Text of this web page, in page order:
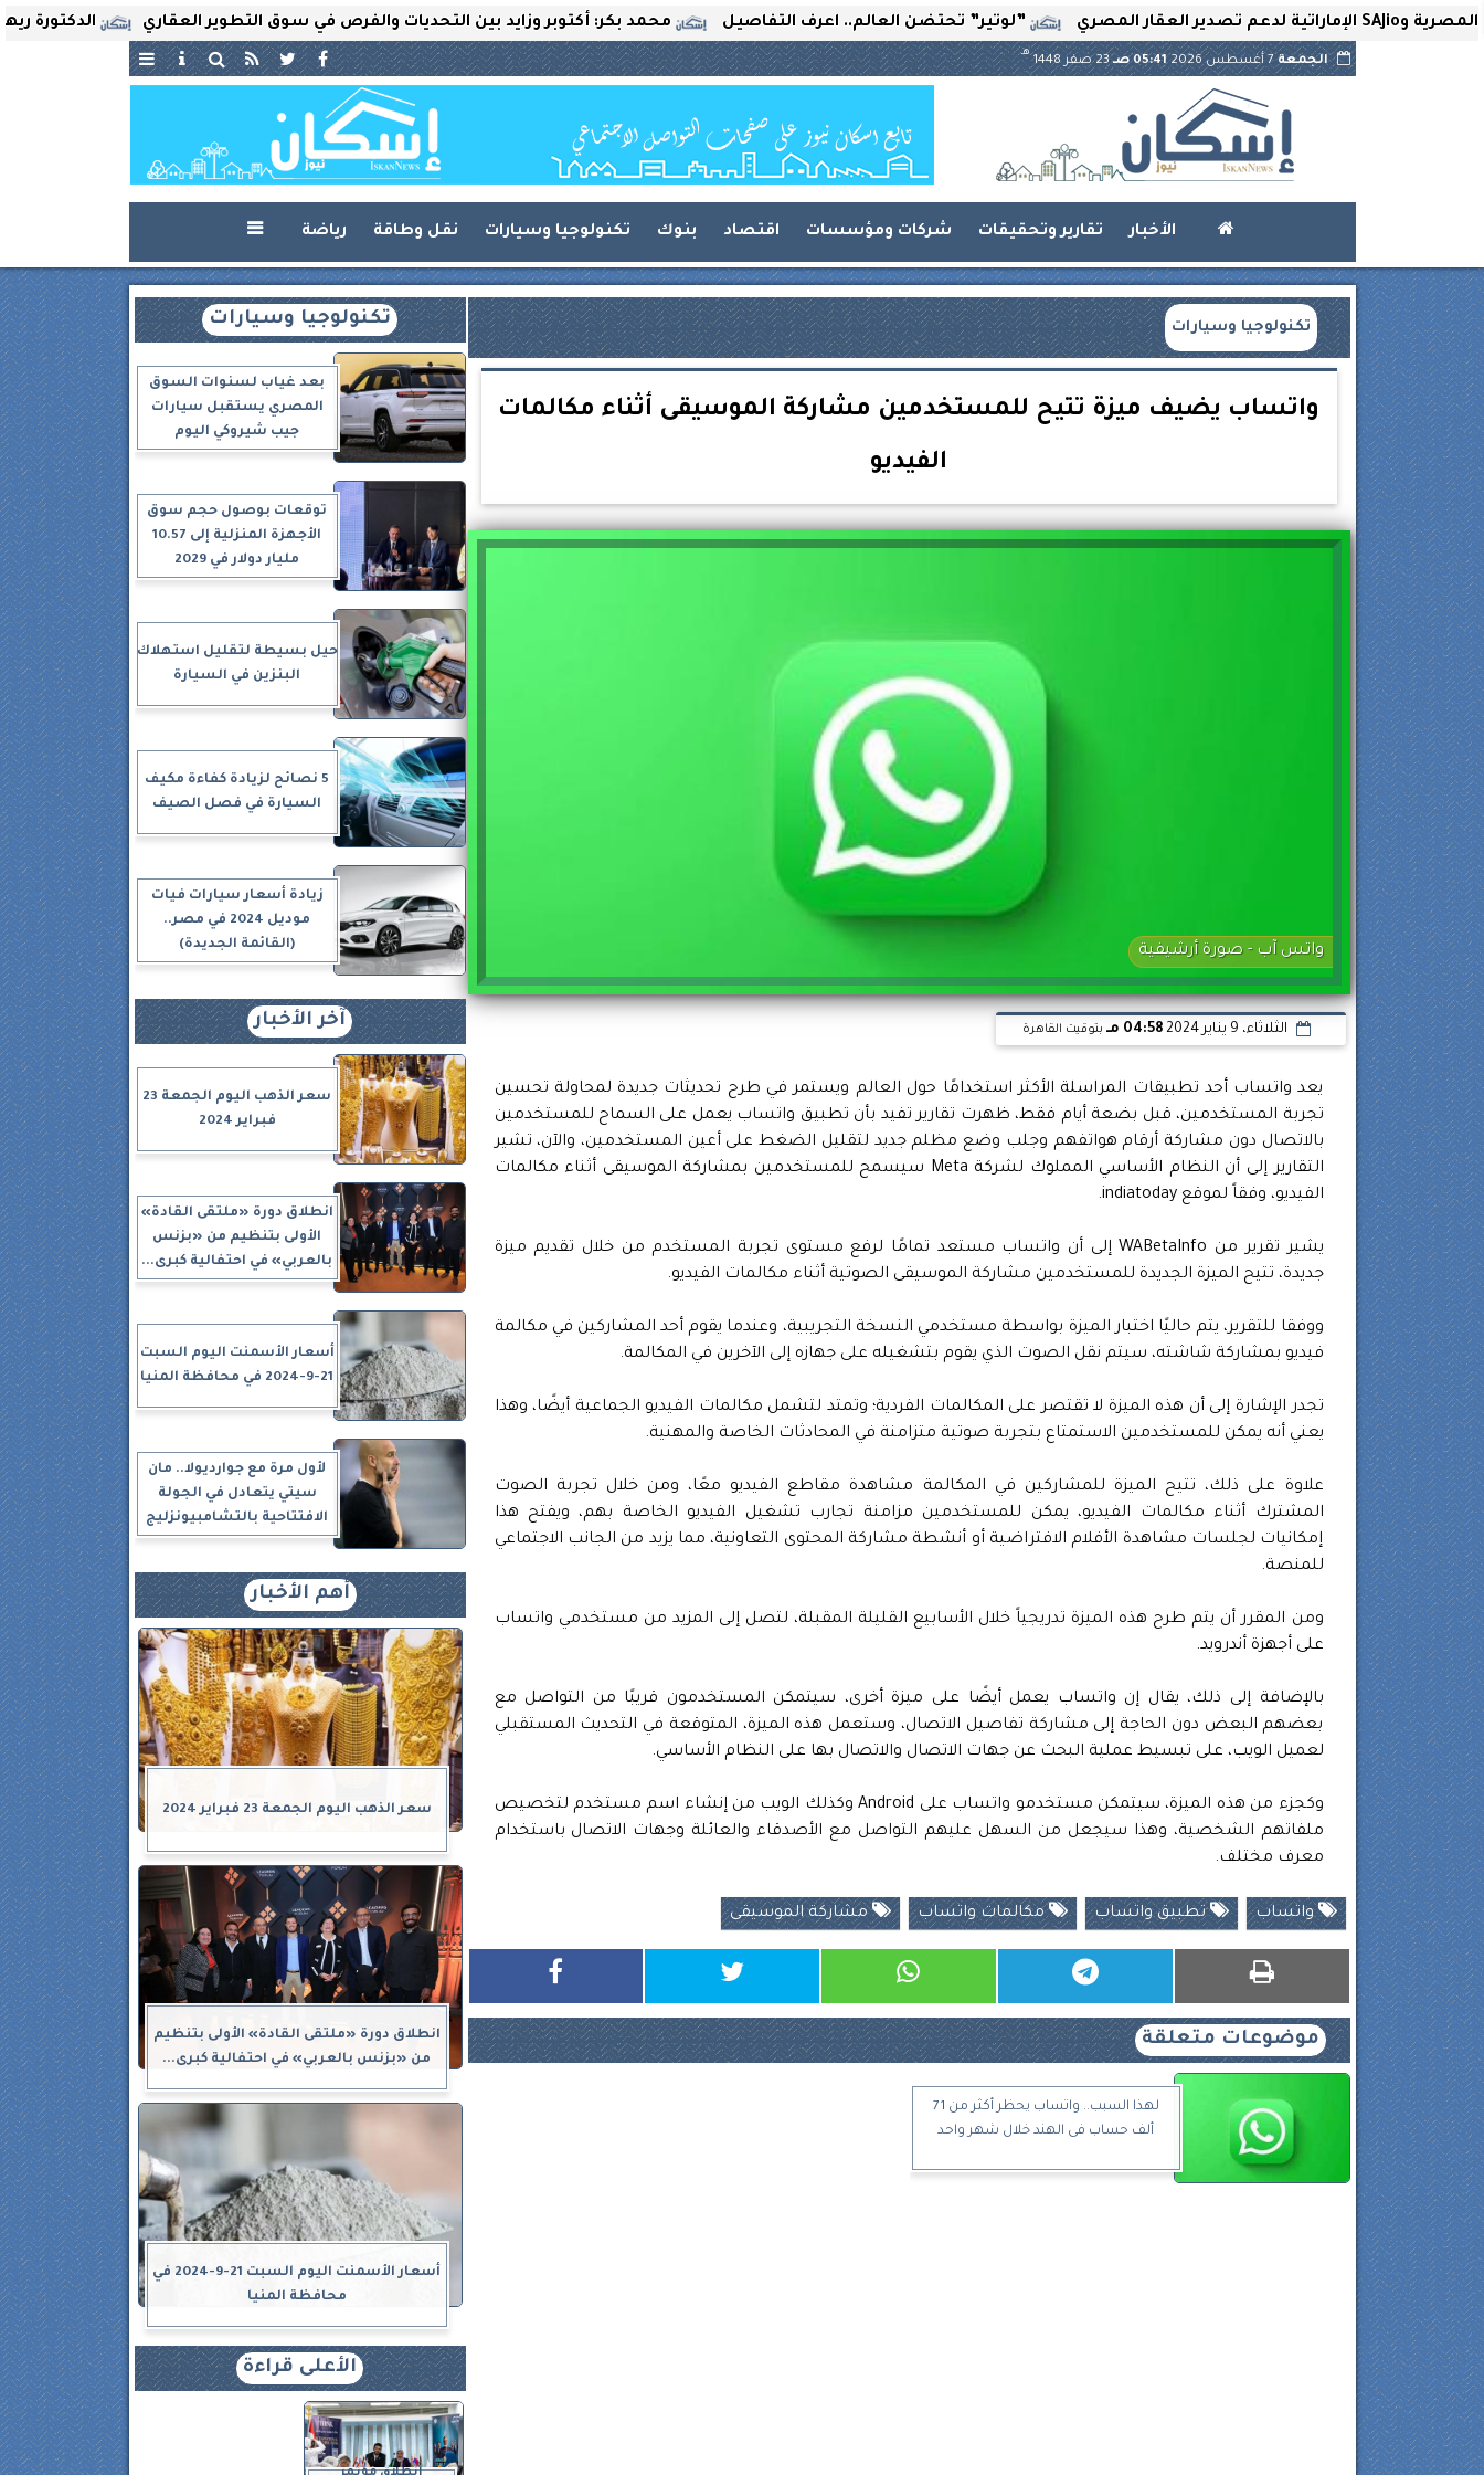
الدكتورة ريهام محمد بكر: أكتوبر وزايد بين التحديات والفرص في سوق التطوير العقاري ”لوتير” تحتضن العالم.. اعرف التفاصيل
الجمعة7 أغسطس 2026 05:41 صـ 23 صفر 1448
هـ
الأخبار تقارير وتحقيقات شركات ومؤسسات اقتصاد بنوك تكنولوجيا وسيارات نقل وطاقة رياضة 
تكنولوجيا وسيارات
واتساب يضيف ميزة تتيح للمستخدمين مشاركة الموسيقى أثناء مكالمات
الفيديو
واتس آب - صورة أرشيفية
الثلاثاء، 9 يناير 2024 04:58 مـ بتوقيت القاهرة
يعد واتساب أحد تطبيقات المراسلة الأكثر استخدامًا حول العالم ويستمر في طرح تحديثات جديدة لمحاولة تحسين
تجربة المستخدمين، قبل بضعة أيام فقط، ظهرت تقارير تفيد بأن تطبيق واتساب يعمل على السماح للمستخدمين
بالاتصال دون مشاركة أرقام هواتفهم وجلب وضع مظلم جديد لتقليل الضغط على أعين المستخدمين، والآن، تشير
التقارير إلى أن النظام الأساسي المملوك لشركة Meta سيسمح للمستخدمين بمشاركة الموسيقى أثناء مكالمات
الفيديو، وفقاً لموقع indiatoday.
يشير تقرير من WABetaInfo إلى أن واتساب مستعد تمامًا لرفع مستوى تجربة المستخدم من خلال تقديم ميزة
جديدة، تتيح الميزة الجديدة للمستخدمين مشاركة الموسيقى الصوتية أثناء مكالمات الفيديو.
ووفقا للتقرير، يتم حاليًا اختبار الميزة بواسطة مستخدمي النسخة التجريبية، وعندما يقوم أحد المشاركين في مكالمة
فيديو بمشاركة شاشته، سيتم نقل الصوت الذي يقوم بتشغيله على جهازه إلى الآخرين في المكالمة.
تجدر الإشارة إلى أن هذه الميزة لا تقتصر على المكالمات الفردية؛ وتمتد لتشمل مكالمات الفيديو الجماعية أيضًا، وهذا
يعني أنه يمكن للمستخدمين الاستمتاع بتجربة صوتية متزامنة في المحادثات الخاصة والمهنية.
علاوة على ذلك، تتيح الميزة للمشاركين في المكالمة مشاهدة مقاطع الفيديو معًا، ومن خلال تجربة الصوت
المشترك أثناء مكالمات الفيديو، يمكن للمستخدمين مزامنة تجارب تشغيل الفيديو الخاصة بهم، ويفتح هذا
إمكانيات لجلسات مشاهدة الأفلام الافتراضية أو أنشطة مشاركة المحتوى التعاونية، مما يزيد من الجانب الاجتماعي
للمنصة.
ومن المقرر أن يتم طرح هذه الميزة تدريجياً خلال الأسابيع القليلة المقبلة، لتصل إلى المزيد من مستخدمي واتساب
على أجهزة أندرويد.
بالإضافة إلى ذلك، يقال إن واتساب يعمل أيضًا على ميزة أخرى، سيتمكن المستخدمون قريبًا من التواصل مع
بعضهم البعض دون الحاجة إلى مشاركة تفاصيل الاتصال، وستعمل هذه الميزة، المتوقعة في التحديث المستقبلي
لعميل الويب، على تبسيط عملية البحث عن جهات الاتصال والاتصال بها على النظام الأساسي.
وكجزء من هذه الميزة، سيتمكن مستخدمو واتساب على Android وكذلك الويب من إنشاء اسم مستخدم لتخصيص
ملفاتهم الشخصية، وهذا سيجعل من السهل عليهم التواصل مع الأصدقاء والعائلة وجهات الاتصال باستخدام
معرف مختلف.
واتساب تطبيق واتساب مكالمات واتساب مشاركة الموسيقى
موضوعات متعلقة
لهذا السبب.. واتساب يحظر أكثر من 71
ألف حساب فى الهند خلال شهر واحد
تكنولوجيا وسيارات
بعد غياب لسنوات السوق
المصري يستقبل سيارات
جيب شيروكي اليوم
توقعات بوصول حجم سوق
الأجهزة المنزلية إلى 10.57
مليار دولار في 2029
حيل بسيطة لتقليل استهلاك
البنزين في السيارة
5 نصائح لزيادة كفاءة مكيف
السيارة في فصل الصيف
زيادة أسعار سيارات فيات
موديل 2024 في مصر..
(القائمة الجديدة)
آخر الأخبار
سعر الذهب اليوم الجمعة 23
فبراير 2024
انطلاق دورة «ملتقى القادة»
الأولى بتنظيم من «بزنس
بالعربي» في احتفالية كبرى...
أسعار الأسمنت اليوم السبت
21-9-2024 في محافظة المنيا
لأول مرة مع جوارديولا.. مان
سيتي يتعادل في الجولة
الافتتاحية بالتشامبيونزليج
أهم الأخبار
سعر الذهب اليوم الجمعة 23 فبراير 2024
انطلاق دورة «ملتقى القادة» الأولى بتنظيم
من «بزنس بالعربي» في احتفالية كبرى...
أسعار الأسمنت اليوم السبت 21-9-2024 في
محافظة المنيا
الأعلى قراءة
انطلاق مؤتمر